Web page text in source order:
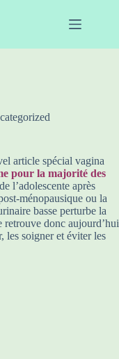
article spécial vagina
pour la majorité des
l’adolescente après
ménopausique ou la
basse perturbe la
retrouve donc aujourd’hui
les soigner et éviter les